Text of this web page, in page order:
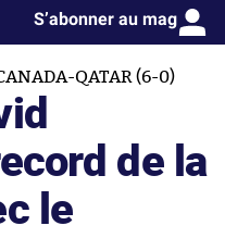
S’abonner au mag
QATAR (6-0)
de la
le